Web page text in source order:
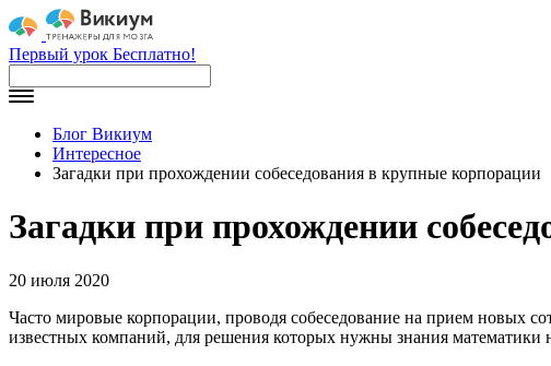
Первый урок Бесплатно!
Блог Викиум
Интересное
Загадки при прохождении собеседования в крупные корпорации
Загадки при прохождении
20 июля 2020
Часто мировые корпорации, проводя собеседование на прием новых
известных компаний, для решения которых нужны знания